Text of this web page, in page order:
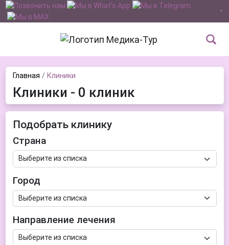
Главная Клиники
Клиники - 0 клиник
Подобрать клинику
Страна
Город
Направление лечения